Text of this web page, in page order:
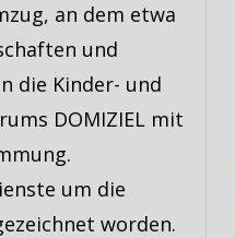
an dem etwa
und
die Kinder- und
DOMIZIEL mit
um die
worden.